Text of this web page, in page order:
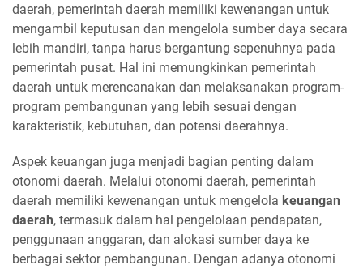
daerah, pemerintah daerah memiliki kewenangan untuk
mengambil keputusan dan mengelola sumber daya secara
lebih mandiri, tanpa harus bergantung sepenuhnya pada
pemerintah pusat. Hal ini memungkinkan pemerintah
daerah untuk merencanakan dan melaksanakan program-
program pembangunan yang lebih sesuai dengan
karakteristik, kebutuhan, dan potensi daerahnya.
Aspek keuangan juga menjadi bagian penting dalam
otonomi daerah. Melalui otonomi daerah, pemerintah
daerah memiliki kewenangan untuk mengelola keuangan
daerah, termasuk dalam hal pengelolaan pendapatan,
penggunaan anggaran, dan alokasi sumber daya ke
berbagai sektor pembangunan. Dengan adanya otonomi